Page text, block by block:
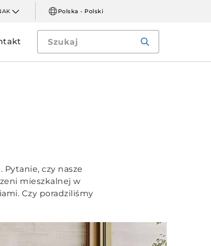
Polska - Polski
czy nasze
mieszkalnej w
Czy poradziliśmy